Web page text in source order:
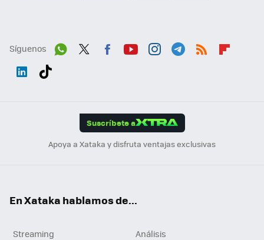
Síguenos
Suscríbete a
Apoya a Xataka y disfruta ventajas exclusivas
En Xataka hablamos de...
Streaming
Análisis